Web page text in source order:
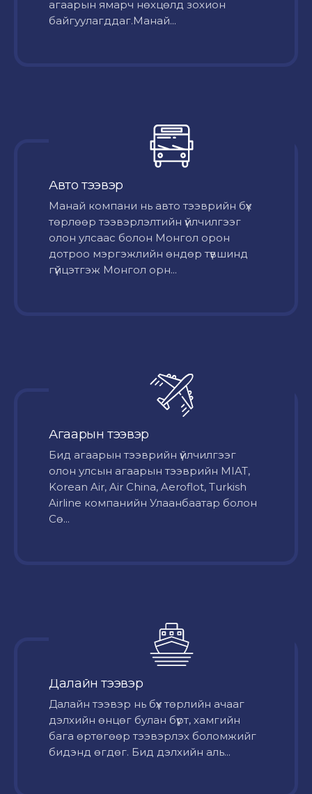
агаарын ямарч нөхцөлд зохион
байгуулагддаг.Манай...
Авто тээвэр
Mанай компани нь авто тээврийн бүх
төрлөөр тээвэрлэлтийн үйлчилгээг
олон улсаас болон Монгол орон
дотроо мэргэжлийн өндөр түвшинд
гүйцэтгэж Монгол орн...
Агаарын тээвэр
Бид агаарын тээврийн үйлчилгээг
олон улсын агаарын тээврийн MIAT,
Korean Air, Air China, Aeroflot, Turkish
Airline компанийн Улаанбаатар болон
Сө...
Далайн тээвэр
Далайн тээвэр нь бүх төрлийн ачааг
дэлхийн өнцөг булан бүрт, хамгийн
бага өртөгөөр тээвэрлэх боломжийг
бидэнд өгдөг. Бид дэлхийн аль...